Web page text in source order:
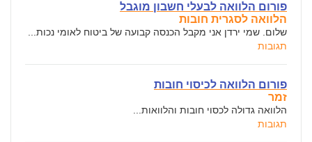
פורום הלוואה לבעלי חשבון מוגבל
הלוואה לסגרית חובות
שלום. שמי ירדן אני מקבל הכנסה קבועה של ביטוח לאומי נכות...
תגובות
פורום הלוואה לכיסוי חובות
זמר
הלוואה גדולה לכסוי חובות והלוואות...
תגובות